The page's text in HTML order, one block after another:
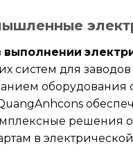
выполнении
систем для
оборудования
решения
в